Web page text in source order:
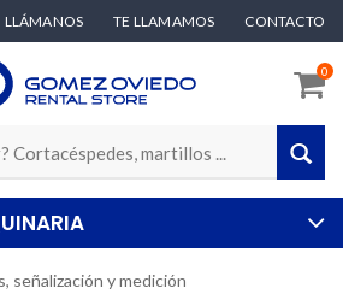
LLÁMANOS TE LLAMAMOS CONTACTO
0
señalización y medición